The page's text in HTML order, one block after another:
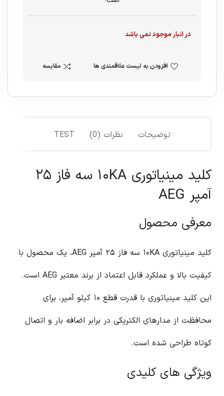
در انبار موجود نمی باشد
افزودن به لیست علاقمندی ها مقایسه
توضیحات نظرات (0) TEST
کلید مینیاتوری ۱۰KA سه فاز ۲۵
آمپر AEG
معرفی محصول
کلید مینیاتوری ۱۰KA سه فاز ۲۵ آمپر AEG، یک محصول با
کیفیت بالا و عملکرد قابل اعتماد از برند معتبر AEG است.
این کلید مینیاتوری با قدرت قطع ۱۰ کیلو آمپر، برای
محافظت از مدارهای الکتریکی در برابر اضافه بار و اتصال
کوتاه طراحی شده است.
ویژگی های کلیدی